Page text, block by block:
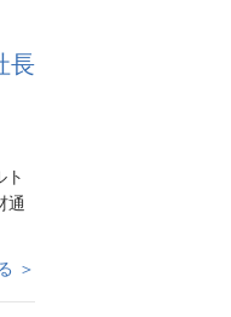
長
ト
通
＞